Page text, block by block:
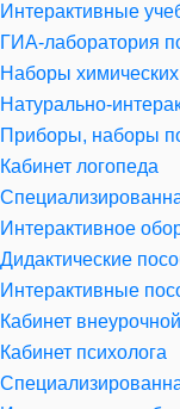
Интерактивные
ГИА-лаборатория
Наборы
Натурально-
Приборы, наборы
Кабинет логопеда
Интерактивное
Дидактические
Интерактивные
Кабинет
Кабинет психолога